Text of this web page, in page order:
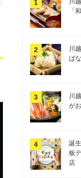
「
川
ば
川
が
誕
板
店